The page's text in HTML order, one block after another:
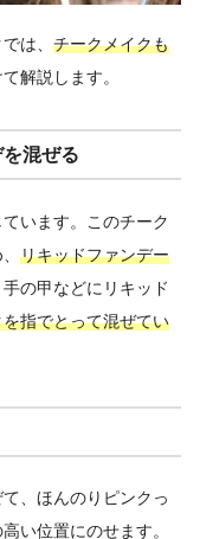
は、 チークメイクも
解説します。
混ぜる
います。このチーク
リキッドファンデー
手の甲などにリキッド
指でとって混ぜてい
、ほんのりピンクっ
い位置にのせます。